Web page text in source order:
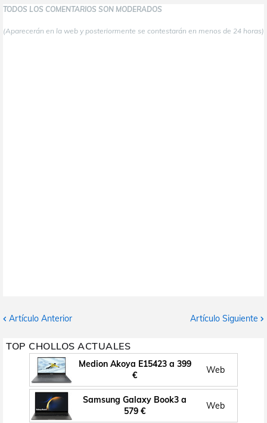
TODOS LOS COMENTARIOS SON MODERADOS
(Aparecerán en la web y posteriormente se contestarán en menos de 24 horas)
Artículo Anterior Artículo Siguiente
TOP CHOLLOS ACTUALES
Medion Akoya E15423 a 399
€
Web
Samsung Galaxy Book3 a
579 €
Web